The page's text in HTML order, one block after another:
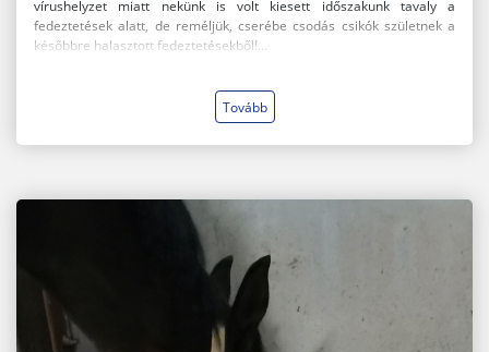
vírushelyzet miatt nekünk is volt kiesett időszakunk tavaly a
fedeztetések alatt, de reméljük, cserébe csodás csikók születnek a
későbbre halasztott fedeztetésekből!...
Tovább